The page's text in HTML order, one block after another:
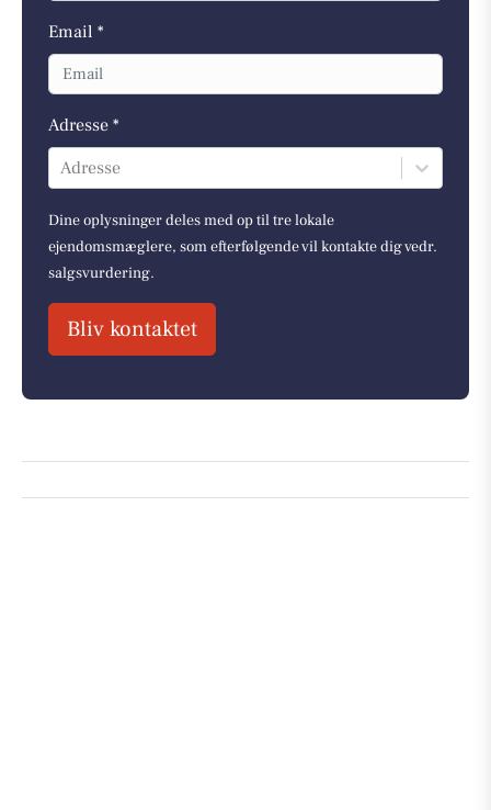
Email *
Adresse *
Adresse
Dine oplysninger deles med op til tre lokale
ejendomsmæglere, som efterfølgende vil kontakte dig vedr.
salgsvurdering.
Bliv kontaktet